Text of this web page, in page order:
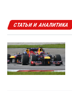
СТАТЬИ И АНАЛИТИКА